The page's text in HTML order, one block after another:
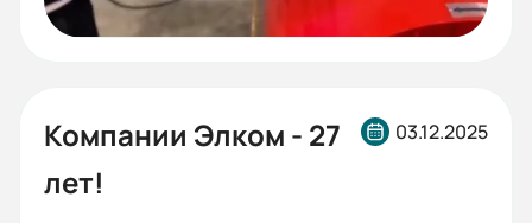
Компании Элком - 27
лет!
03.12.2025